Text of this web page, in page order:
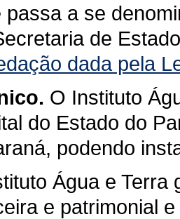
a se
de
dada pela
O Instituto
do Estado do
podendo
Água e Terra
e patrimonial